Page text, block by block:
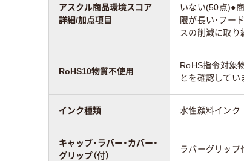
アスクル商品環境スコア
詳細/加点項目
いない(50点)●
限が長い・フー
スの削減に取り
RoHS10物質不使用
RoHS指令対象
とを確認してい
インク種類 水性顔料インク
キャップ・ラバー・カバー・
グリップ（付）
ラバーグリップ